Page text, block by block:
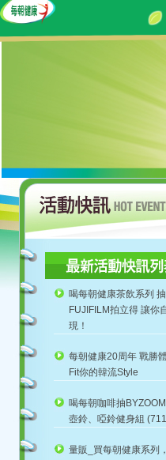
喝每朝健康茶飲系列 抽
FUJIFILM拍立得 讓你
現！
每朝健康20周年 戰勝
Fit你的韓流Style
喝每朝咖啡抽
壺鈴、啞鈴健身組
量販_買每朝健康系列